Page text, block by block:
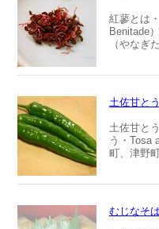
紅蓼とは
Benitade
（やなぎ
土佐甘とう
土佐甘と
う・Tosa
町、津野町
むじなそ